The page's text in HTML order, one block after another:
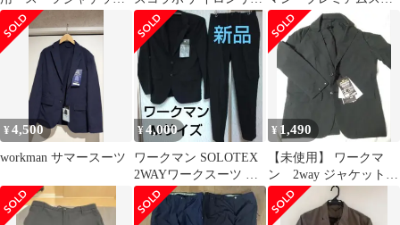
ネイビー
プ デュラブル セット
アップ
ツパンツ L ブラッ
ク JK004B
¥4,500
workman サマースーツ
¥4,000
ワークマン SOLOTEX
2WAYワークスーツ ブ
ラック(M)
¥ 1,490
【未使用】 ワークマ
ン 2way ジャケット S
サイズ